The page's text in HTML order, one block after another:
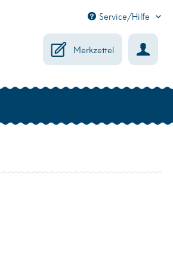
Service/Hilfe
Merkzettel